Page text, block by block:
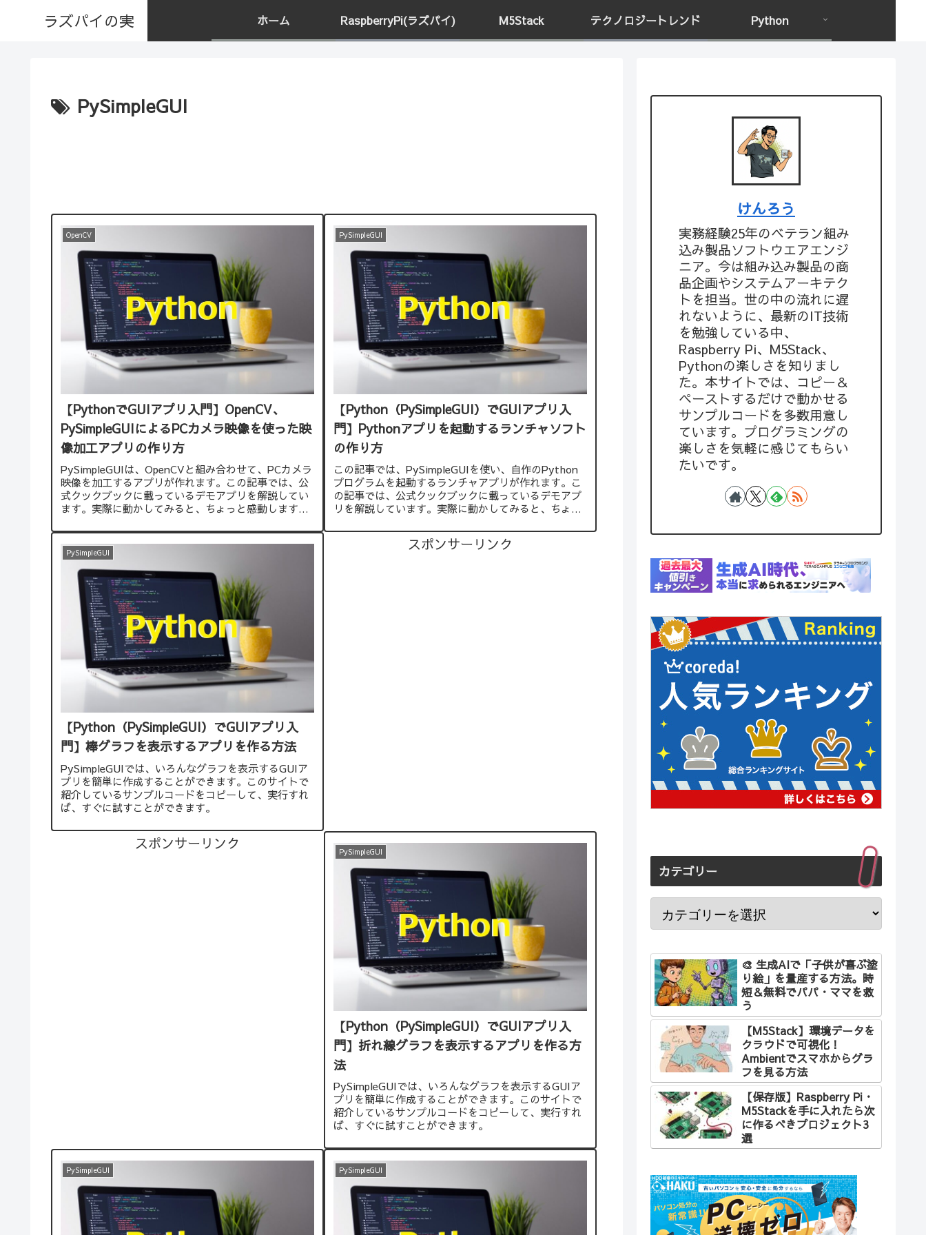
ラズパイの実 ホーム RaspberryPi(ラズパイ) M5Stack テクノロジートレンド Python
PySimpleGUI
OpenCV
【PythonでGUIアプリ入門】OpenCV、
PySimpleGUIによるPCカメラ映像を使った映
像加工アプリの作り方
PySimpleGUIは、OpenCVと組み合わせて、PCカメラ
映像を加工するアプリが作れます。この記事では、公
式クックブックに載っているデモアプリを解説してい
ます。実際に動かしてみると、ちょっと感動します。
て、実行すれば、すぐに試すことができます。
PySimpleGUI
【Python（PySimpleGUI）でGUIアプリ入
門】Pythonアプリを起動するランチャソフト
の作り方
この記事では、PySimpleGUIを使い、自作のPython
プログラムを起動するランチャアプリが作れます。こ
の記事では、公式クックブックに載っているデモアプ
リを解説しています。実際に動かしてみると、ちょっ
ードをコピーして、実行すれば、すぐに試すことがで
PySimpleGUI
【Python（PySimpleGUI）でGUIアプリ入
門】棒グラフを表示するアプリを作る方法
PySimpleGUIでは、いろんなグラフを表示するGUIア
プリを簡単に作成することができます。このサイトで
紹介しているサンプルコードをコピーして、実行すれ
ば、すぐに試すことができます。
スポンサーリンク
スポンサーリンク
PySimpleGUI
【Python（PySimpleGUI）でGUIアプリ入
門】折れ線グラフを表示するアプリを作る方
法
PySimpleGUIでは、いろんなグラフを表示するGUIア
プリを簡単に作成することができます。このサイトで
紹介しているサンプルコードをコピーして、実行すれ
ば、すぐに試すことができます。
PySimpleGUI PySimpleGUI
けんろう
実務経験25年のベテラン組み
込み製品ソフトウエアエンジ
ニア。今は組み込み製品の商
品企画やシステムアーキテク
トを担当。世の中の流れに遅
れないように、最新のIT技術
を勉強している中、
Raspberry Pi、M5Stack、
Pythonの楽しさを知りまし
た。本サイトでは、コピー＆
ペーストするだけで動かせる
サンプルコードを多数用意し
ています。プログラミングの
楽しさを気軽に感じてもらい
たいです。
カテゴリー
🎨 生成AIで「子供が喜ぶ塗
り絵」を量産する方法。時
短＆無料でパパ・ママを救
う
【M5Stack】環境データを
クラウドで可視化！
Ambientでスマホからグラ
フを見る方法
【保存版】Raspberry Pi・
M5Stackを手に入れたら次
に作るべきプロジェクト3
選